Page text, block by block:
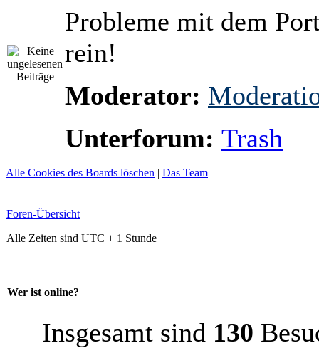
Probleme mit dem
rein!
Moderator:
Unterforum: Trash
Alle Cookies des Boards löschen | Das Team
Foren-Übersicht
Alle Zeiten sind UTC + 1 Stunde
Wer ist online?
Insgesamt sind 130